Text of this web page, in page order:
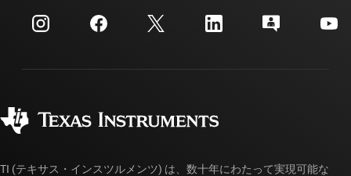
投資家向け情報
製造
カスタマー・サポート・センター
myTI アカウントの FAQ
ご注文に関する FAQ
TI (テキサス・インスツルメンツ) は、数十年にわたって実現可能な